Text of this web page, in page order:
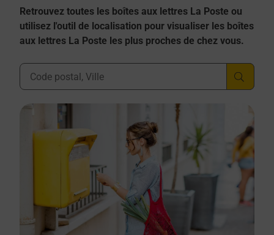
Retrouvez toutes les boîtes aux lettres La Poste ou
utilisez l'outil de localisation pour visualiser les boîtes
aux lettres La Poste les plus proches de chez vous.
Ville, Département, Code Postal